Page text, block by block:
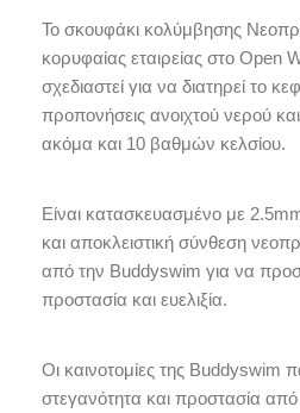
Το σκουφάκι κολύμβησης
κορυφαίας εταιρείας στο Open
σχεδιαστεί για να διατηρεί το
προπονήσεις ανοιχτού νερού
ακόμα και 10 βαθμών κελσίου.
Είναι κατασκευασμένο με
και αποκλειστική σύνθεση
από την Buddyswim για να
προστασία και ευελιξία.
Οι καινοτομίες της Buddyswim
στεγανότητα και προστασία